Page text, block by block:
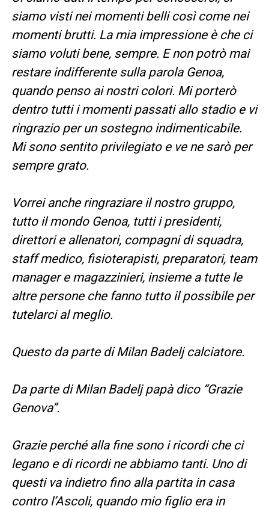
siamo visti nei momenti belli così come nei
momenti brutti. La mia impressione è che ci
siamo voluti bene, sempre. E non potrò mai
restare indifferente sulla parola Genoa,
quando penso ai nostri colori. Mi porterò
dentro tutti i momenti passati allo stadio e vi
ringrazio per un sostegno indimenticabile.
Mi sono sentito privilegiato e ve ne sarò per
sempre grato.
Vorrei anche ringraziare il nostro gruppo,
tutto il mondo Genoa, tutti i presidenti,
direttori e allenatori, compagni di squadra,
staff medico, fisioterapisti, preparatori, team
manager e magazzinieri, insieme a tutte le
altre persone che fanno tutto il possibile per
tutelarci al meglio.
Questo da parte di Milan Badelj calciatore.
Da parte di Milan Badelj papà dico “Grazie
Genova”.
Grazie perché alla fine sono i ricordi che ci
legano e di ricordi ne abbiamo tanti. Uno di
questi va indietro fino alla partita in casa
contro l’Ascoli, quando mio figlio era in